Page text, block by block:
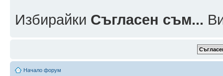
Избирайки Съгласен съм...
Начало форум